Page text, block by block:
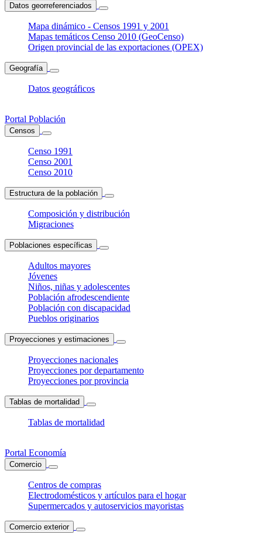
Datos georreferenciados
Mapa dinámico - Censos 1991 y 2001
Mapas temáticos Censo 2010 (GeoCenso)
Origen provincial de las exportaciones (OPEX)
Geografía
Datos geográficos
Portal Población
Censos
Censo 1991
Censo 2001
Censo 2010
Estructura de la población
Composición y distribución
Migraciones
Poblaciones específicas
Adultos mayores
Jóvenes
Niños, niñas y adolescentes
Población afrodescendiente
Población con discapacidad
Pueblos originarios
Proyecciones y estimaciones
Proyecciones nacionales
Proyecciones por departamento
Proyecciones por provincia
Tablas de mortalidad
Tablas de mortalidad
Portal Economía
Comercio
Centros de compras
Electrodomésticos y artículos para el hogar
Supermercados y autoservicios mayoristas
Comercio exterior